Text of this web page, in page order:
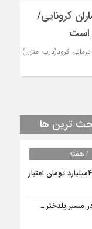
کرونایی/
است
کرونا(درب منزل)
ترین ها
1 هفته
برای احداث کانال سنگی شهر سراب حمام به ۴۰میلیارد تومان اعتبار
مسیر پلدختر ـ